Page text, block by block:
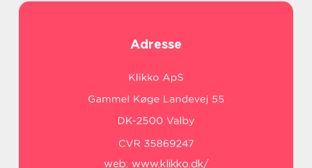
Adresse
web: www.klikko.dk/